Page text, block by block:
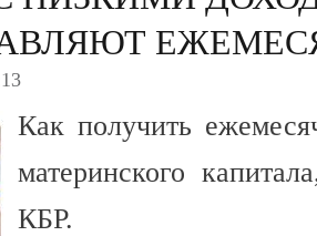
Как получить
материнского
КБР.